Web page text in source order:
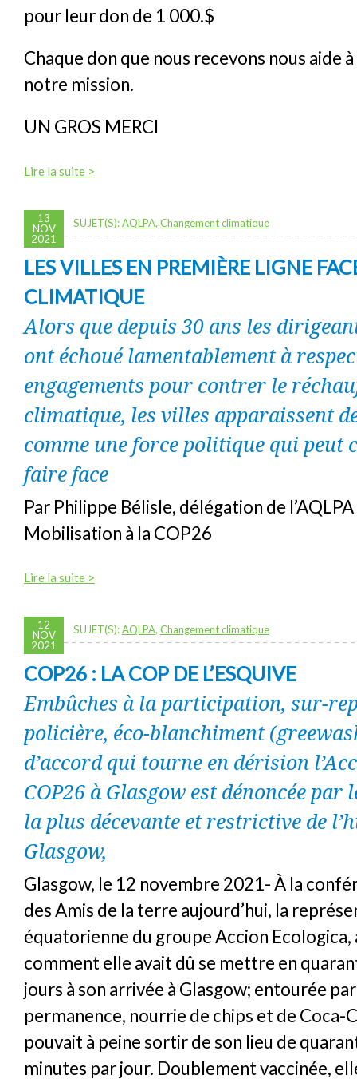
pour leur don de 1 000.$
Chaque don que nous recevons nous aide
notre mission.
UN GROS MERCI
Lire la suite >
13
NOV
2021
SUJET(S):AQLPA, Changement climatique
LES VILLES EN PREMIÈRE LIGNE
CLIMATIQUE
Alors que depuis 30 ans les
ont échoué lamentablement à
engagements pour contrer le
climatique, les villes apparaissent
comme une force politique qui peut
faire face
Par Philippe Bélisle, délégation de
Mobilisation à la COP26
Lire la suite >
12
NOV
2021
SUJET(S):AQLPA, Changement climatique
COP26 : LA COP DE L’ESQUIVE
Embûches à la participation, sur-
policière, éco-blanchiment
d’accord qui tourne en dérision
COP26 à Glasgow est dénoncée par
la plus décevante et restrictive de
Glasgow,
Glasgow, le 12 novembre 2021- À la
des Amis de la terre aujourd’hui, la
équatorienne du groupe Accion Ecologica,
comment elle avait dû se mettre en
jours à son arrivée à Glasgow; entourée
permanence, nourrie de chips et de Coca-
pouvait à peine sortir de son lieu de
minutes par jour. Doublement vaccinée,